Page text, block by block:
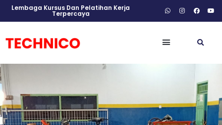
Lembaga Kursus Dan Pelatihan Kerja
Terpercaya